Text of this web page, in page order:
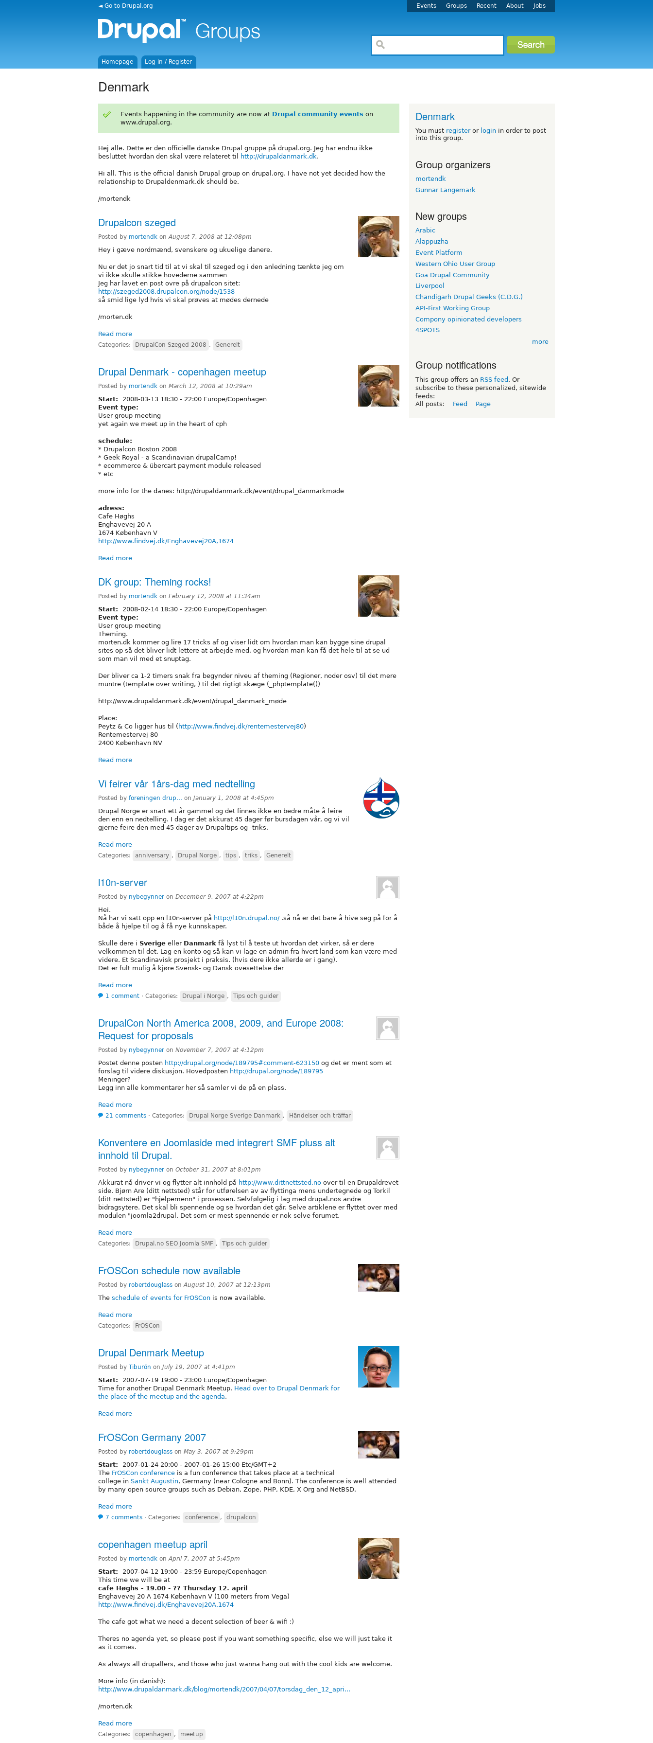
◄ Go to Drupal.org Events Groups Recent About Jobs
Homepage Log in / Register
Denmark
Events happening in the community are now at Drupal community events on
www.drupal.org.
Hej alle. Dette er den officielle danske Drupal gruppe på drupal.org. Jeg har endnu ikke
besluttet hvordan den skal være relateret til
http://drupaldanmark.dk.
Hi all. This is the official danish Drupal group on drupal.org. I have not yet decided how the
relationship to Drupaldenmark.dk should be.
/mortendk
Drupalcon szeged
Posted by mortendk onAugust 7, 2008 at 12:08pm
Hey i gæve nordmænd, svenskere og ukuelige danere.
Nu er det jo snart tid til at vi skal til szeged og i den anledning tænkte jeg om
vi ikke skulle stikke hovederne sammen
Jeg har lavet en post ovre på drupalcon sitet:
http://szeged2008.drupalcon.org/node/1538
så smid lige lyd hvis vi skal prøves at mødes dernede
/morten.dk
Read more
Categories: DrupalCon Szeged 2008 , Generelt
Drupal Denmark - copenhagen meetup
Posted by mortendk on March 12, 2008 at 10:29am
Start: 2008-03-13 18:30 - 22:00 Europe/Copenhagen
Event type:
User group meeting
yet again we meet up in the heart of cph
schedule:
* Drupalcon Boston 2008
* Geek Royal - a Scandinavian drupalCamp!
* ecommerce & übercart payment module released
* etc
more info for the danes: http://drupaldanmark.dk/event/drupal_danmarkmøde
adress:
Cafe Høghs
Enghavevej 20 A
1674 København V
http://www.findvej.dk/Enghavevej20A,1674
Read more
DK group: Theming rocks!
Posted by mortendk on February 12, 2008 at 11:34am
Start: 2008-02-14 18:30 - 22:00 Europe/Copenhagen
Event type:
User group meeting
Theming.
morten.dk kommer og lire 17 tricks af og viser lidt om hvordan man kan bygge sine drupal
sites op så det bliver lidt lettere at arbejde med, og hvordan man kan få det hele til at se ud
som man vil med et snuptag.
Der bliver ca 1-2 timers snak fra begynder niveu af theming (Regioner, noder osv) til det mere
muntre (template over writing, ) til det rigtigt skæge (_phptemplate())
http://www.drupaldanmark.dk/event/drupal_danmark_møde
Place:
Peytz & Co ligger hus til ( http://www.findvej.dk/rentemestervej80)
Rentemestervej 80
2400 København NV
Read more
Vi feirer vår 1års-dag med nedtelling
Posted by foreningen drup... on January 1, 2008 at 4:45pm
Drupal Norge er snart ett år gammel og det finnes ikke en bedre måte å feire
den enn en nedtelling. I dag er det akkurat 45 dager før bursdagen vår, og vi vil
gjerne feire den med 45 dager av Drupaltips og -triks.
Read more
Categories: anniversary , Drupal Norge , tips , triks , Generelt
l10n-server
Posted by nybegynner on December 9, 2007 at 4:22pm
Hei.
Nå har vi satt opp en l10n-server på http://l10n.drupal.no/.så nå er det bare å hive seg på for å
både å hjelpe til og å få nye kunnskaper.
Skulle dere i Sverige eller Danmark få lyst til å teste ut hvordan det virker, så er dere
velkommen til det. Lag en konto og så kan vi lage en admin fra hvert land som kan være med
videre. Et Scandinavisk prosjekt i praksis. (hvis dere ikke allerde er i gang).
Det er fult mulig å kjøre Svensk- og Dansk ovesettelse der
Read more
1 comment ⋅ Categories: Drupal i Norge , Tips och guider
DrupalCon North America 2008, 2009, and Europe 2008:
Request for proposals
Posted by nybegynner on November 7, 2007 at 4:12pm
Postet denne posten http://drupal.org/node/189795#comment-623150 og det er ment som et
forslag til videre diskusjon. Hovedposten http://drupal.org/node/189795
Meninger?
Legg inn alle kommentarer her så samler vi de på en plass.
Read more
21 comments ⋅ Categories: Drupal Norge Sverige Danmark , Händelser och träffar
Konventere en Joomlaside med integrert SMF pluss alt
innhold til Drupal.
Posted by nybegynner on October 31, 2007 at 8:01pm
Akkurat nå driver vi og flytter alt innhold på http://www.dittnettsted.no over til en Drupaldrevet
side. Bjørn Are (ditt nettsted) står for utførelsen av av flyttinga mens undertegnede og Torkil
(ditt nettsted) er "hjelpemenn" i prosessen. Selvfølgelig i lag med drupal.nos andre
bidragsytere. Det skal bli spennende og se hvordan det går. Selve artiklene er flyttet over med
modulen "joomla2drupal. Det som er mest spennende er nok selve forumet.
Read more
Categories: Drupal.no SEO Joomla SMF , Tips och guider
FrOSCon schedule now available
Posted by robertdouglass on August 10, 2007 at 12:13pm
The schedule of events for FrOSCon is now available.
Read more
Categories: FrOSCon
Drupal Denmark Meetup
Posted by Tiburón on July 19, 2007 at 4:41pm
Start: 2007-07-19 19:00 - 23:00 Europe/Copenhagen
Time for another Drupal Denmark Meetup. Head over to Drupal Denmark for
the place of the meetup and the agenda.
Read more
FrOSCon Germany 2007
Posted by robertdouglass on May 3, 2007 at 9:29pm
Start: 2007-01-24 20:00 - 2007-01-26 15:00 Etc/GMT+2
The FrOSCon conference is a fun conference that takes place at a technical
college in Sankt Augustin, Germany (near Cologne and Bonn). The conference is well attended
by many open source groups such as Debian, Zope, PHP, KDE, X Org and NetBSD.
Read more
7 comments ⋅ Categories: conference , drupalcon
copenhagen meetup april
Posted by mortendk on April 7, 2007 at 5:45pm
Start: 2007-04-12 19:00 - 23:59 Europe/Copenhagen
This time we will be at
cafe Høghs - 19.00 - ?? Thursday 12. april
Enghavevej 20 A 1674 København V (100 meters from Vega)
http://www.findvej.dk/Enghavevej20A,1674
The cafe got what we need a decent selection of beer & wifi :)
Theres no agenda yet, so please post if you want something specific, else we will just take it
as it comes.
As always all drupallers, and those who just wanna hang out with the cool kids are welcome.
More info (in danish):
http://www.drupaldanmark.dk/blog/mortendk/2007/04/07/torsdag_den_12_apri...
/morten.dk
Read more
Categories: copenhagen , meetup
Denmark
You must registeror login in order to post
into this group.
Group organizers
mortendk
Gunnar Langemark
New groups
Arabic
Alappuzha
Event Platform
Western Ohio User Group
Goa Drupal Community
Liverpool
Chandigarh Drupal Geeks (C.D.G.)
API-First Working Group
Compony opinionated developers
4SPOTS
more
Group notifications
This group offers an RSS feed . Or
subscribe to these personalized, sitewide
feeds:
All posts:
Feed Page